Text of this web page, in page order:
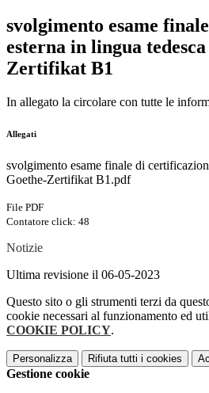
svolgimento esame
esterna in lingua
Zertifikat B1
In allegato la circolare con tutte le
Allegati
svolgimento esame finale di
Goethe-Zertifikat B1.pdf
File PDF
Contatore click: 48
Notizie
Ultima revisione il 06-05-2023
Questo sito o gli strumenti terzi da
cookie necessari al funzionamento ed
COOKIE POLICY.
Personalizza Rifiuta tutti i cookies
Gestione cookie